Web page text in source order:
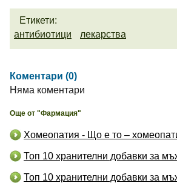
Етикети:
антибиотици
лекарства
Коментари (0)
Няма коментари
Още от "Фармация"
Хомеопатия - Що е то –
Топ 10 хранителни добавки за
Топ 10 хранителни добавки за